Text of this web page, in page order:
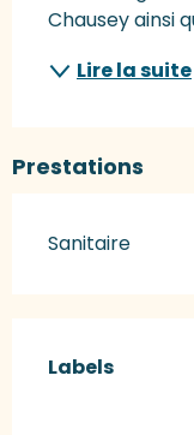
Chausey ainsi
Lire la suite
Prestations
Sanitaire
Labels
Labels